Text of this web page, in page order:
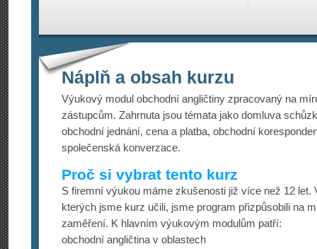
Náplň a obsah kurzu
Výukový modul obchodní angličtiny zpracovaný na
zástupcům. Zahrnuta jsou témata jako domluva
obchodní jednání, cena a platba, obchodní
společenská konverzace.
Proč si vybrat tento kurz
S firemní výukou máme zkušenosti již více než 12 let.
kterých jsme kurz učili, jsme program přizpůsobili na
zaměření. K hlavním výukovým modulům patří:
obchodní angličtina v oblastech